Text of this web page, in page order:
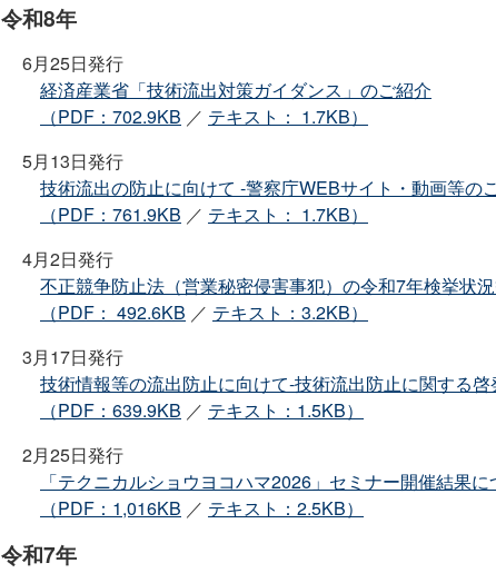
令和8年
6月25日発行
経済産業省「技術流出対策ガイダンス」のご紹介
（PDF：702.9KB ／ テキスト： 1.7KB）
5月13日発行
技術流出の防止に向けて ‐警察庁WEBサイト・動画等の
（PDF：761.9KB ／ テキスト： 1.7KB）
4月2日発行
不正競争防止法（営業秘密侵害事犯）の令和7年検挙状
（PDF： 492.6KB ／ テキスト：3.2KB）
3月17日発行
技術情報等の流出防止に向けて‐技術流出防止に関する啓
（PDF：639.9KB ／ テキスト：1.5KB）
2月25日発行
「テクニカルショウヨコハマ2026」セミナー開催結果に
（PDF：1,016KB ／ テキスト：2.5KB）
令和7年